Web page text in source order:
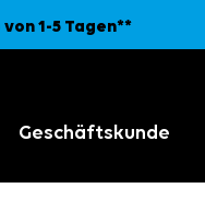
1-5 Tagen**
Geschäftskunde